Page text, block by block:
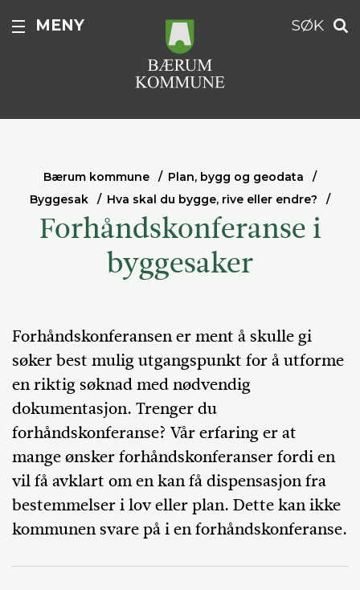
MENY SØK
Bærum kommune
Plan, bygg og geodata
Byggesak
Hva skal du bygge, rive eller endre?
Forhåndskonferanse i
byggesaker
Forhåndskonferansen er ment å skulle gi
søker best mulig utgangspunkt for å utforme
en riktig søknad med nødvendig
dokumentasjon. Trenger du
forhåndskonferanse? Vår erfaring er at
mange ønsker forhåndskonferanser fordi en
vil få avklart om en kan få dispensasjon fra
bestemmelser i lov eller plan. Dette kan ikke
kommunen svare på i en forhåndskonferanse.